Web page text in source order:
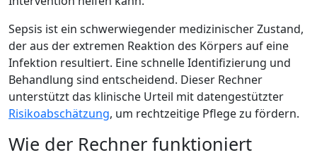
Sepsis ist ein schwerwiegender medizinischer Zustand,
der aus der extremen Reaktion des Körpers auf eine
Infektion resultiert. Eine schnelle Identifizierung und
Behandlung sind entscheidend. Dieser Rechner
unterstützt das klinische Urteil mit datengestützter
Risikoabschätzung, um rechtzeitige Pflege zu fördern.
Wie der Rechner funktioniert